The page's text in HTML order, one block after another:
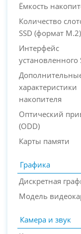
Ёмкость
Количество
SSD (формат M.2)
Интерфейс
установленного
характеристики
накопителя
Оптический
(ODD)
Карты памяти
Графика
Дискретная
Модель
Камера и звук